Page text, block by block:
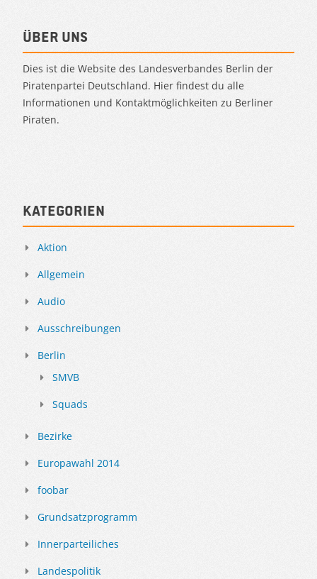
Über uns
Dies ist die Website des Landesverbandes Berlin der
Piratenpartei Deutschland. Hier findest du alle
Informationen und Kontaktmöglichkeiten zu Berliner
Piraten.
Kategorien
Aktion
Allgemein
Audio
Ausschreibungen
Berlin
SMVB
Squads
Bezirke
Europawahl 2014
foobar
Grundsatzprogramm
Innerparteiliches
Landespolitik